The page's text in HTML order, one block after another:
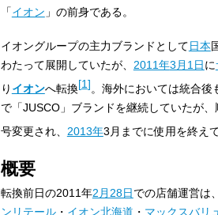
「イオン 」の前身である。
イオングループの主力ブランドとして日本
わたって展開していたが、 2011年3月1日に
り イオンへ転換[1]。海外においては統合後
で「JUSCO」ブランドを継続していたが
号変更され、 2013年3月までに使用を終え
概要
転換前日の2011年2月28日での店舗運営は
ンリテール・ イオン北海道 ・ マックスバリ